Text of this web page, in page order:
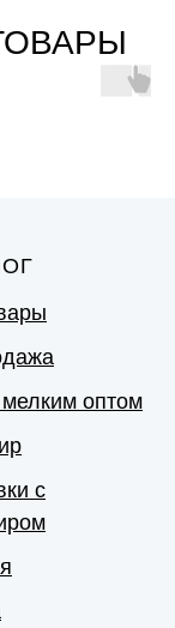
оптом
с